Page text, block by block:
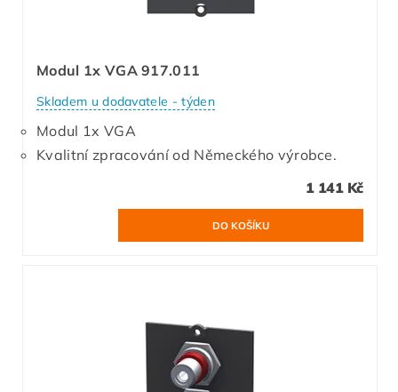
Modul 1x VGA 917.011
Skladem u dodavatele - týden
Modul 1x VGA
Kvalitní zpracování od Německého výrobce.
1 141 Kč